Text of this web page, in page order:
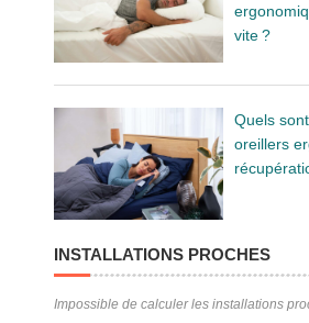
vite ?
Quels
oreillers
INSTALLATIONS PROCHES
Impossible de calculer les installations